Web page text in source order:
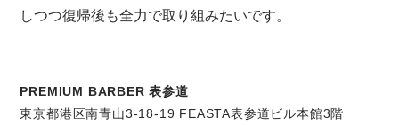
しつつ復帰後も全力で取り組みたいです。
PREMIUM BARBER 表参道
東京都港区南青山3-18-19 FEASTA表参道ビル本館3階